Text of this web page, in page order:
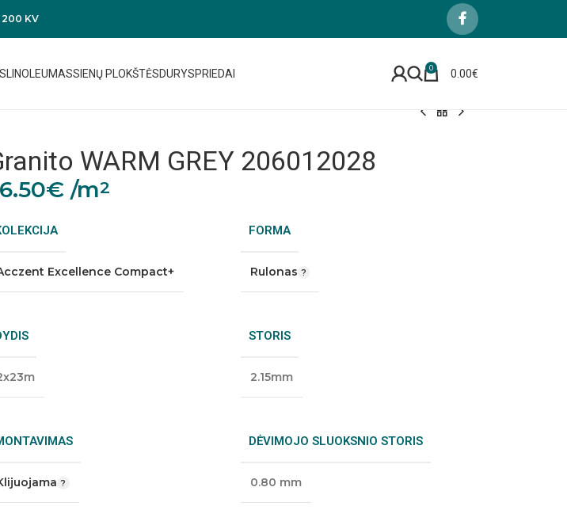
200 KV
LINOLEUMASSIENŲ PLOKŠTĖSDURYSPRIEDAI 0 0.00€
WARM GREY 206012028
€ /m2
Excellence Compact+
FORMA
Rulonas
STORIS
2.15mm
DĖVIMOJO SLUOKSNIO STORIS
0.80 mm